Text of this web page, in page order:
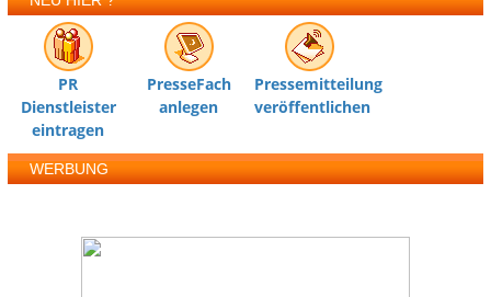
PR
Dienstleister
eintragen
PresseFach
anlegen
Pressemitteilung
veröffentlichen
WERBUNG